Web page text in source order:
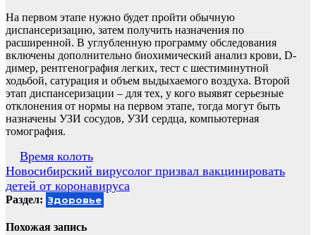
На первом этапе нужно будет пройти обычную
диспансеризацию, затем получить назначения по
расширенной. В углубленную программу обследования
включены дополнительно биохимический анализ крови, D-
димер, рентгенография легких, тест с шестиминутной
ходьбой, сатурация и объем выдыхаемого воздуха. Второй
этап диспансеризации – для тех, у кого выявят серьезные
отклонения от нормы на первом этапе, тогда могут быть
назначены УЗИ сосудов, УЗИ сердца, компьютерная
томография.
Навигация
по
записям
Время колоть
Новосибирский вирусолог призвал вакцинировать
детей от коронавируса
Раздел: Здоровье
Похожая запись